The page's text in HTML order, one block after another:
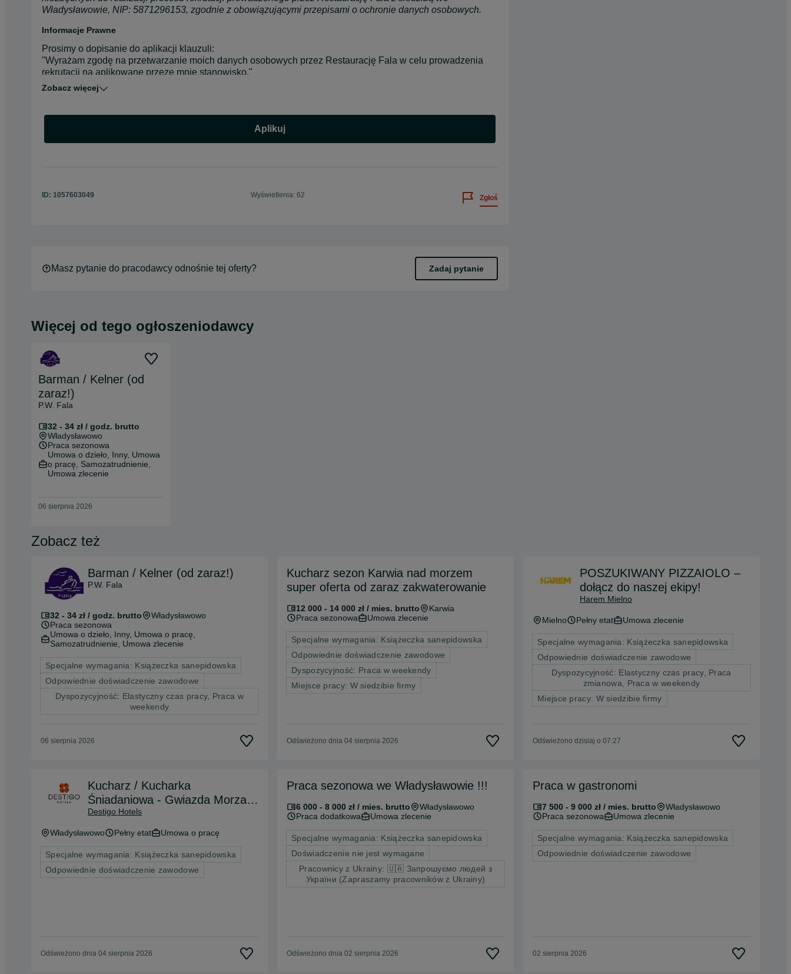
Władysławowie, NIP: 5871296153, zgodnie z obowiązującymi przepisami o ochronie danych osobowych.
Informacje Prawne
Prosimy o dopisanie do aplikacji klauzuli:
"Wyrażam zgodę na przetwarzanie moich danych osobowych przez Restaurację Fala w celu prowadzenia
rekrutacji na aplikowane przeze mnie stanowisko."
Zobacz więcej
Aplikuj
ID: 1057603049 Wyświetlenia: 62 Zgłoś
Masz pytanie do pracodawcy odnośnie tej oferty? Zadaj pytanie
Więcej od tego ogłoszeniodawcy
Barman / Kelner (od
zaraz!)
P.W. Fala
32 - 34 zł / godz. brutto
Władysławowo
Praca sezonowa
Umowa o dzieło, Inny, Umowa
o pracę, Samozatrudnienie,
Umowa zlecenie
06 sierpnia 2026
Zobacz też
Barman / Kelner (od zaraz!)
P.W. Fala
32 - 34 zł / godz. brutto
Władysławowo
Praca sezonowa
Umowa o dzieło, Inny, Umowa o pracę,
Samozatrudnienie, Umowa zlecenie
Specjalne wymagania: Książeczka sanepidowska
Odpowiednie doświadczenie zawodowe
Dyspozycyjność: Elastyczny czas pracy, Praca w
weekendy
06 sierpnia 2026
Kucharz sezon Karwia nad morzem
super oferta od zaraz zakwaterowanie
12 000 - 14 000 zł / mies. brutto
Karwia
Praca sezonowa
Umowa zlecenie
Specjalne wymagania: Książeczka sanepidowska
Odpowiednie doświadczenie zawodowe
Dyspozycyjność: Praca w weekendy
Miejsce pracy: W siedzibie firmy
Odświeżono dnia 04 sierpnia 2026
POSZUKIWANY PIZZAIOLO –
dołącz do naszej ekipy!
Harem Mielno
Mielno Pełny etat Umowa zlecenie
Specjalne wymagania: Książeczka sanepidowska
Odpowiednie doświadczenie zawodowe
Dyspozycyjność: Elastyczny czas pracy, Praca
zmianowa, Praca w weekendy
Miejsce pracy: W siedzibie firmy
Odświeżono dzisiaj o 07:27
Kucharz / Kucharka
Śniadaniowa - Gwiazda Morza
4* Władysławowo Destigo Hotels
Destigo Hotels
Władysławowo Pełny etat Umowa o pracę
Specjalne wymagania: Książeczka sanepidowska
Odpowiednie doświadczenie zawodowe
Odświeżono dnia 04 sierpnia 2026
Praca sezonowa we Władysławowie !!!
6 000 - 8 000 zł / mies. brutto
Władysławowo
Praca dodatkowa
Umowa zlecenie
Specjalne wymagania: Książeczka sanepidowska
Doświadczenie nie jest wymagane
Pracownicy z Ukrainy: 🇺🇦 Запрошуємо людей з
України (Zapraszamy pracowników z Ukrainy)
Odświeżono dnia 02 sierpnia 2026
Praca w gastronomi
7 500 - 9 000 zł / mies. brutto
Władysławowo
Praca sezonowa
Umowa zlecenie
Specjalne wymagania: Książeczka sanepidowska
Odpowiednie doświadczenie zawodowe
02 sierpnia 2026